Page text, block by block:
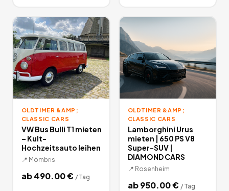
OLDTIMER &AMP;
CLASSIC CARS
VW Bus Bulli T1 mieten
– Kult-
Hochzeitsauto leihen
📍 Mömbris
ab490.00€ / Tag
OLDTIMER &AMP;
CLASSIC CARS
Lamborghini Urus
mieten | 650 PS V8
Super-SUV |
DIAMOND CARS
📍 Rosenheim
ab950.00€ / Tag